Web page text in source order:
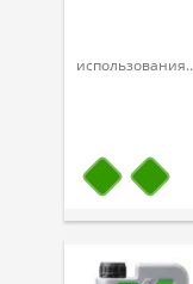
использования..